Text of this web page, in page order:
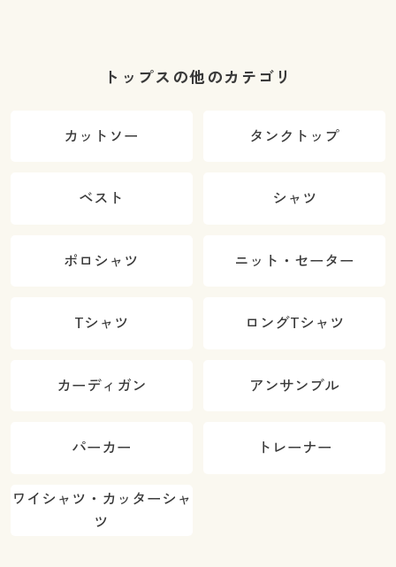
トップスの他のカテゴリ
カットソー タンクトップ
ベスト シャツ
ポロシャツ ニット・セーター
Tシャツ ロングTシャツ
カーディガン アンサンブル
パーカー トレーナー
ワイシャツ・カッターシャ
ツ